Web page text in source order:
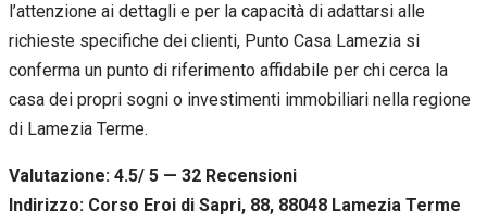
l’attenzione ai dettagli e per la capacità di adattarsi alle
richieste specifiche dei clienti, Punto Casa Lamezia si
conferma un punto di riferimento affidabile per chi cerca la
casa dei propri sogni o investimenti immobiliari nella regione
di Lamezia Terme.
Valutazione: 4.5/ 5 — 32 Recensioni
Indirizzo: Corso Eroi di Sapri, 88, 88048 Lamezia Terme